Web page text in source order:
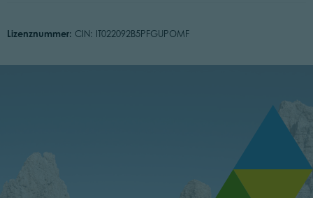
Lizenznummer: CIN: IT022092B5PFGUPOMF